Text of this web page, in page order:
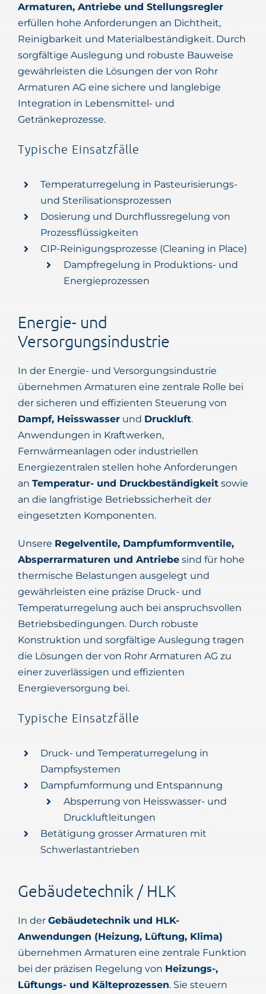
Armaturen, Antriebe und Stellungsregler
erfüllen hohe Anforderungen an Dichtheit,
Reinigbarkeit und Materialbeständigkeit. Durch
sorgfältige Auslegung und robuste Bauweise
gewährleisten die Lösungen der von Rohr
Armaturen AG eine sichere und langlebige
Integration in Lebensmittel- und
Getränkeprozesse.
Typische Einsatzfälle
Temperaturregelung in Pasteurisierungs-
und Sterilisationsprozessen
Dosierung und Durchflussregelung von
Prozessflüssigkeiten
CIP-Reinigungsprozesse (Cleaning in Place)
Dampfregelung in Produktions- und
Energieprozessen
Energie- und
Versorgungsindustrie
In der Energie- und Versorgungsindustrie
übernehmen Armaturen eine zentrale Rolle bei
der sicheren und effizienten Steuerung von
Dampf, Heisswasserund Druckluft.
Anwendungen in Kraftwerken,
Fernwärmeanlagen oder industriellen
Energiezentralen stellen hohe Anforderungen
an Temperatur- und Druckbeständigkeitsowie
an die langfristige Betriebssicherheit der
eingesetzten Komponenten.
Unsere Regelventile, Dampfumformventile,
Absperrarmaturen und Antriebesind für hohe
thermische Belastungen ausgelegt und
gewährleisten eine präzise Druck- und
Temperaturregelung auch bei anspruchsvollen
Betriebsbedingungen. Durch robuste
Konstruktion und sorgfältige Auslegung tragen
die Lösungen der von Rohr Armaturen AG zu
einer zuverlässigen und effizienten
Energieversorgung bei.
Typische Einsatzfälle
Druck- und Temperaturregelung in
Dampfsystemen
Dampfumformung und Entspannung
Absperrung von Heisswasser- und
Druckluftleitungen
Betätigung grosser Armaturen mit
Schwerlastantrieben
Gebäudetechnik / HLK
In der Gebäudetechnik und HLK-
Anwendungen (Heizung, Lüftung, Klima)
übernehmen Armaturen eine zentrale Funktion
bei der präzisen Regelung von Heizungs-,
Lüftungs- und Kälteprozessen. Sie steuern